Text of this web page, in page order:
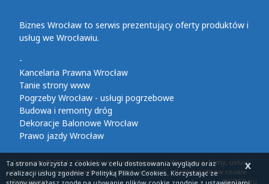
Biznes Wrocław to serwis prezentujący oferty produktów i
usług we Wrocławiu.
-
Kancelaria Prawna Wrocław
Tanie strony www
Pogrzeby Wrocław - usługi pogrzebowe
Budowa i remonty dróg
Dekoracje Balonowe Wrocław
Prawo jazdy Wrocław
Copyright © 2014 - 2026 Informacje biznesowe z Wrocławia, firmy, usługi,
biznes informacje Wrocław. All rights reservedPolityka plików cookie
Regulamin
INFORD.eu
X
Ta strona korzysta z cookiesw celu dostosowania wyglądu oraz
realizacji usług zgodnie zPolityką Plików Cookies. Korzystając ze